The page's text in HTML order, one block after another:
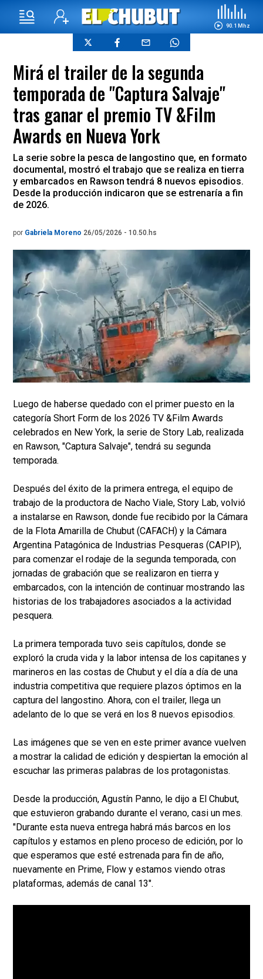
90.1 Mhz
Mirá el trailer de la segunda
temporada de "Captura Salvaje"
tras ganar el premio TV &Film
Awards en Nueva York
La serie sobre la pesca de langostino que, en formato
documental, mostró el trabajo que se realiza en tierra
y embarcados en Rawson tendrá 8 nuevos episodios.
Desde la producción indicaron que se estrenaría a fin
de 2026.
por Gabriela Moreno 26/05/2026 - 10.50.hs
Luego de haberse quedado con el primer puesto en la
categoría Short Form de los 2026 TV &Film Awards
celebrados en New York, la serie de Story Lab, realizada
en Rawson, "Captura Salvaje", tendrá su segunda
temporada.
Después del éxito de la primera entrega, el equipo de
trabajo de la productora de Nacho Viale, Story Lab, volvió
a instalarse en Rawson, donde fue recibido por la Cámara
de la Flota Amarilla de Chubut (CAFACH) y la Cámara
Argentina Patagónica de Industrias Pesqueras (CAPIP),
para comenzar el rodaje de la segunda temporada, con
jornadas de grabación que se realizaron en tierra y
embarcados, con la intención de continuar mostrando las
historias de los trabajadores asociados a la actividad
pesquera.
La primera temporada tuvo seis capítulos, donde se
exploró la cruda vida y la labor intensa de los capitanes y
marineros en las costas de Chubut y el día a día de una
industria competitiva que requiere plazos óptimos en la
captura del langostino. Ahora, con el trailer, llega un
adelanto de lo que se verá en los 8 nuevos episodios.
Las imágenes que se ven en este primer avance vuelven
a mostrar la calidad de edición y despiertan la emoción al
escuchar las primeras palabras de los protagonistas.
Desde la producción, Agustín Panno, le dijo a El Chubut,
que estuvieron grabando durante el verano, casi un mes.
"Durante esta nueva entrega habrá más barcos en los
capítulos y estamos en pleno proceso de edición, por lo
que esperamos que esté estrenada para fin de año,
nuevamente en Prime, Flow y estamos viendo otras
plataformas, además de canal 13".